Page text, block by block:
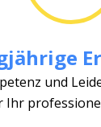
und
Ihr